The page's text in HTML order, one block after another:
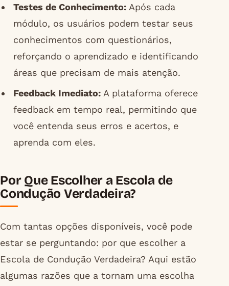
Testes de Conhecimento:Após cada
módulo, os usuários podem testar seus
conhecimentos com questionários,
reforçando o aprendizado e identificando
áreas que precisam de mais atenção.
Feedback Imediato:A plataforma oferece
feedback em tempo real, permitindo que
você entenda seus erros e acertos, e
aprenda com eles.
Por Que Escolher a Escola de
Condução Verdadeira?
Com tantas opções disponíveis, você pode
estar se perguntando: por que escolher a
Escola de Condução Verdadeira? Aqui estão
algumas razões que a tornam uma escolha